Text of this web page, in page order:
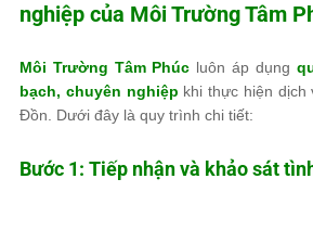
nghiệp của Môi Trường Tâm
Môi Trường Tâm Phúc luôn áp dụng
bạch, chuyên nghiệp khi thực hiện dịch
Đồn. Dưới đây là quy trình chi tiết:
Bước 1: Tiếp nhận và khảo sát